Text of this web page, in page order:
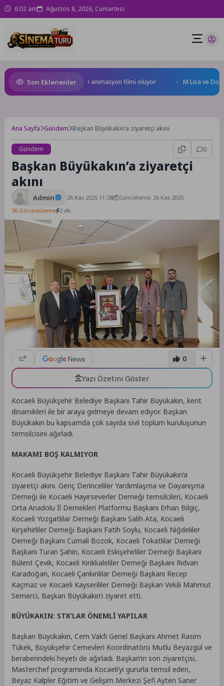
6:02 am Ağustos 8, 2026, Cumartesi
Son Eklenenler
Kral Türkiye’nin ilk IMAX® animasyon filmi oluyor M Lisa ve Dolu
Ana Sayfa Gündem Başkan Büyükakın’a ziyaretçi akını
Gündem 0
Başkan Büyükakın’a ziyaretçi
akını
Admin 26 Kas 2025 11:28
Güncelleme: 26 Kas 2025
36 Görüntüleme 2 dk.
0
Yazı Özetini Göster
Kocaeli Büyükşehir Belediye Başkanı Tahir Büyükakın, kent
dinamikleri ile bir araya gelmeye devam ediyor. Başkan
Büyükakın bu kapsamda çok sayıda sivil toplum kuruluşunun
temsilcisini ağırladı.
MAKAMI BOŞ KALMIYOR
Kocaeli Büyükşehir Belediye Başkanı Tahir Büyükakın’a
ziyaretçi akını. Genç Derinceliler Yardımlaşma ve Dayanışma
Derneği ile Kocaeli Hayırseverler Derneği temsilcileri, Kocaeli
Orta Anadolu İl Dernekleri Platformu Başkanı Erhan Bilgiç,
Kocaeli Yozgatlılar Derneği Başkanı Salih Ata, Kocaeli
Kırşehirliler Derneği Başkanı Fatih Soylu, Kocaeli Niğdeliler
Derneği Başkanı Cumali Bozok, Kocaeli Tokatlılar Derneği
Başkanı Turan Şahin, Kocaeli Eskişehirliler Derneği Başkanı
Bülent Çevik, Kocaeli Kırıkkaleliler Derneği Başkanı Rıdvan
Karadoğan, Kocaeli Çankırılılar Derneği Başkanı Recep
Kaçmaz ve Kocaeli Kayserililer Derneği Başkan Vekili Mahmut
Semerci, Başkan Büyükakın’ı ziyaret etti.
BÜYÜKAKIN: STK’LAR ÖNEMLİ YAPILAR
Başkan Büyükakın, Cem Vakfı Genel Başkanı Ahmet Rasim
Tükek, Büyükşehir Cemevleri Koordinatörü Mutlu Beyazgül ve
beraberindeki heyeti de ağırladı. Başkan’ın son ziyaretçisi,
Masterchef programında Kocaeli’yi gururla temsil eden,
Beyaz Kalpler Eğitim ve Gelişim Merkezi Şefi Ayten Saner